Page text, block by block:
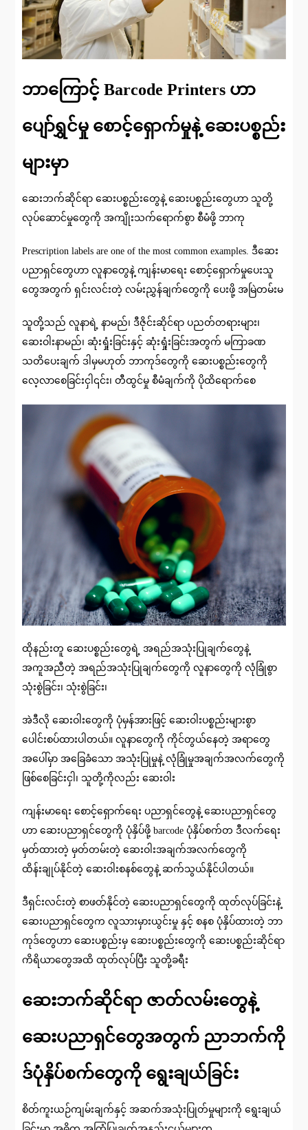
ဘာကြောင့် Barcode Printers ဟာ
ပျော်ရွှင်မှု စောင့်ရှောက်မှုနဲ့ ဆေးပစ္စည်း
များမှာ
ဆေးဘက်ဆိုင်ရာ ဆေးပစ္စည်းတွေနဲ့ ဆေးပစ္စည်းတွေဟာ သူတို့
လုပ်ဆောင်မှုတွေကို အကျိုးသက်ရောက်စွာ စီမံဖို့ ဘာကု
Prescription labels are one of the most common examples. ဒီဆေး
ပညာရှင်တွေဟာ လူနာတွေနဲ့ ကျန်းမာရေး စောင့်ရှောက်မှုပေးသူ
တွေအတွက် ရှင်းလင်းတဲ့ လမ်းညွှန်ချက်တွေကို ပေးဖို့ အမြဲတမ်းမ
သူတို့သည် လူနာရဲ့ နာမည်၊ ဒီဇိုင်းဆိုင်ရာ ပညတ်တရားများ၊
ဆေးဝါးနာမည်၊ ဆုံးရှုံးခြင်းနှင့် ဆုံးရှုံးခြင်းအတွက် မကြာခဏ
သတိပေးချက် ဒါမှမဟုတ် ဘာကုဒ်တွေကို ဆေးပစ္စည်းတွေကို
လေ့လာစေခြင်းငှါ၎င်း၊ တီထွင်မှု စီမံချက်ကို ပိုထိရောက်စေ
ထိုနည်းတူ ဆေးပစ္စည်းတွေရဲ့ အရည်အသုံးပြုချက်တွေနဲ့
အကူအညီတဲ့ အရည်အသုံးပြုချက်တွေကို လူနာတွေကို လုံခြုံစွာ
သုံးစွဲခြင်း၊ သုံးစွဲခြင်း၊
အဲဒီလို ဆေးဝါးတွေကို ပုံမှန်အားဖြင့် ဆေးဝါးပစ္စည်းများစွာ
ပေါင်းစပ်ထားပါတယ်။ လူနာတွေကို ကိုင်တွယ်နေတဲ့ အရာတွေ
အပေါ်မှာ အခြေခံသော အသုံးပြုမှုနဲ့ လုံခြုံမှုအချက်အလက်တွေကို
ဖြစ်စေခြင်းငှါ၊ သူတို့ကိုလည်း ဆေးဝါး
ကျန်းမာရေး စောင့်ရှောက်ရေး ပညာရှင်တွေနဲ့ ဆေးပညာရှင်တွေ
ဟာ ဆေးပညာရှင်တွေကို ပုံနှိပ်ဖို့ barcode ပုံနှိပ်စက်တ ဒီလက်ရေး
မှတ်ထားတဲ့ မှတ်တမ်းတဲ့ ဆေးဝါးအချက်အလက်တွေကို
ထိန်းချုပ်နိုင်တဲ့ ဆေးဝါးစနစ်တွေနဲ့ ဆက်သွယ်နိုင်ပါတယ်။
ဒီရှင်းလင်းတဲ့ စာဖတ်နိုင်တဲ့ ဆေးပညာရှင်တွေကို ထုတ်လုပ်ခြင်းနဲ့
ဆေးပညာရှင်တွေက လူသားမှားယွင်းမှု နှင့် စနစ ပုံနှိပ်ထားတဲ့ ဘာ
ကုဒ်တွေဟာ ဆေးပစ္စည်းမှ ဆေးပစ္စည်းတွေကို ဆေးပစ္စည်းဆိုင်ရာ
ကိရိယာတွေအထိ ထုတ်လုပ်ပြီး သူတို့ခရီး
ဆေးဘက်ဆိုင်ရာ ဇာတ်လမ်းတွေနဲ့
ဆေးပညာရှင်တွေအတွက် ညာဘက်ကို
ဒ်ပုံနှိပ်စက်တွေကို ရွေးချယ်ခြင်း
စိတ်ကူးယဉ်ကျမ်းချက်နှင့် အဆက်အသုံးပြုတ်မှုများကို ရွေးချယ်